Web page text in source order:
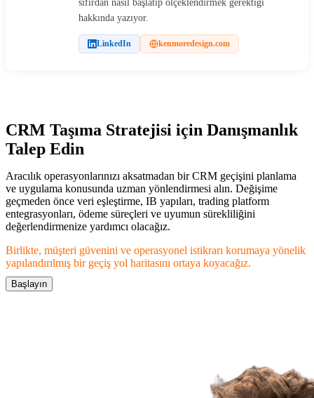
sıfırdan nasıl başlatıp ölçeklendirmek gerektiği
hakkında yazıyor.
LinkedIn kenmoredesign.com
CRM Taşıma Stratejisi için Danışmanlık
Talep Edin
Aracılık operasyonlarınızı aksatmadan bir CRM geçişini planlama
ve uygulama konusunda uzman yönlendirmesi alın. Değişime
geçmeden önce veri eşleştirme, IB yapıları, trading platform
entegrasyonları, ödeme süreçleri ve uyumun sürekliliğini
değerlendirmenize yardımcı olacağız.
Birlikte, müşteri güvenini ve operasyonel istikrarı korumaya yönelik
yapılandırılmış bir geçiş yol haritasını ortaya koyacağız.
Başlayın